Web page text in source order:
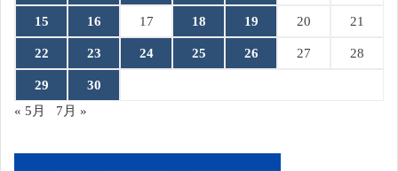
15 16 17 18 19 20 21
22 23 24 25 26 27 28
29
30
« 5月
7月 »